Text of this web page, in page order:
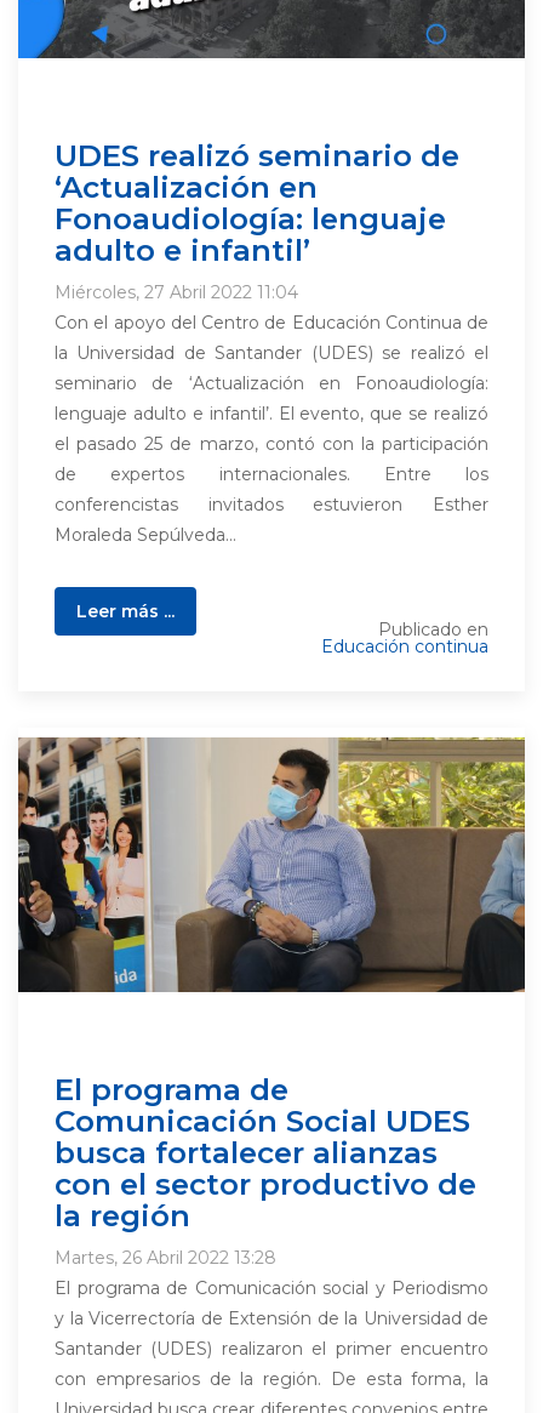
UDES realizó seminario de
‘Actualización en
Fonoaudiología: lenguaje
adulto e infantil’
Miércoles, 27 Abril 2022 11:04
Con el apoyo del Centro de Educación Continua de
la Universidad de Santander (UDES) se realizó el
seminario de ‘Actualización en Fonoaudiología:
lenguaje adulto e infantil’. El evento, que se realizó
el pasado 25 de marzo, contó con la participación
de expertos internacionales. Entre los
conferencistas invitados estuvieron Esther
Moraleda Sepúlveda...
Leer más ...
Publicado en
Educación continua
El programa de
Comunicación Social UDES
busca fortalecer alianzas
con el sector productivo de
la región
Martes, 26 Abril 2022 13:28
El programa de Comunicación social y Periodismo
y la Vicerrectoría de Extensión de la Universidad de
Santander (UDES) realizaron el primer encuentro
con empresarios de la región. De esta forma, la